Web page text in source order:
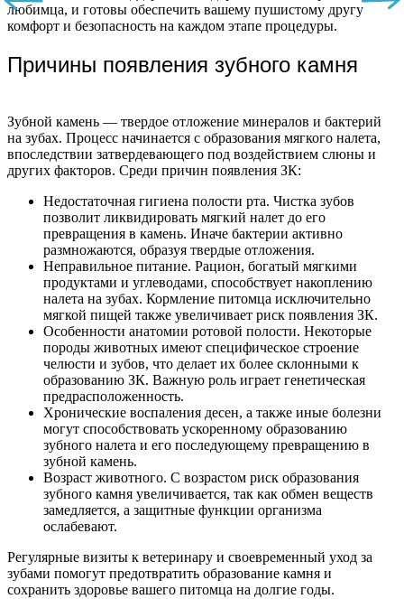
любимца, и готовы обеспечить вашему пушистому другу
комфорт и безопасность на каждом этапе процедуры.
Причины появления зубного камня
Зубной камень — твердое отложение минералов и бактерий
на зубах. Процесс начинается с образования мягкого налета,
впоследствии затвердевающего под воздействием слюны и
других факторов. Среди причин появления ЗК:
Недостаточная гигиена полости рта. Чистка зубов
позволит ликвидировать мягкий налет до его
превращения в камень. Иначе бактерии активно
размножаются, образуя твердые отложения.
Неправильное питание. Рацион, богатый мягкими
продуктами и углеводами, способствует накоплению
налета на зубах. Кормление питомца исключительно
мягкой пищей также увеличивает риск появления ЗК.
Особенности анатомии ротовой полости. Некоторые
породы животных имеют специфическое строение
челюсти и зубов, что делает их более склонными к
образованию ЗК. Важную роль играет генетическая
предрасположенность.
Хронические воспаления десен, а также иные болезни
могут способствовать ускоренному образованию
зубного налета и его последующему превращению в
зубной камень.
Возраст животного. С возрастом риск образования
зубного камня увеличивается, так как обмен веществ
замедляется, а защитные функции организма
ослабевают.
Регулярные визиты к ветеринару и своевременный уход за
зубами помогут предотвратить образование камня и
сохранить здоровье вашего питомца на долгие годы.